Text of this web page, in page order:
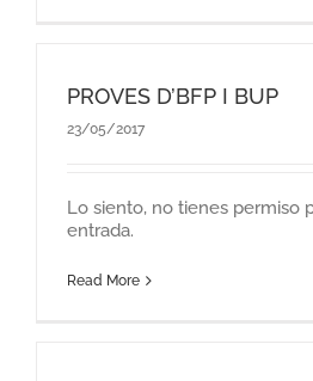
PROVES D’BFP I BUP
23/05/2017
Lo siento, no tienes permiso
entrada.
Read More